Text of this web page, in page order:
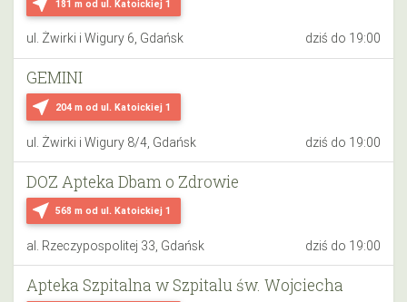
181 m od ul. Katoickiej 1
ul. Żwirki i Wigury 6, Gdańsk dziś do 19:00
near_me 204 m od ul. Katoickiej 1
GEMINI
ul. Żwirki i Wigury 8/4, Gdańsk dziś do 19:00
near_me 568 m od ul. Katoickiej 1
DOZ Apteka Dbam o Zdrowie
al. Rzeczypospolitej 33, Gdańsk dziś do 19:00
Apteka Szpitalna w Szpitalu św. Wojciecha